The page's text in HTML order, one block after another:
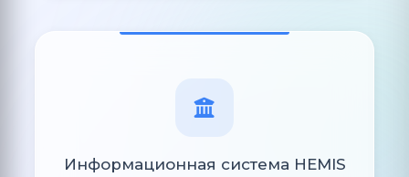
Информационная система HEMIS